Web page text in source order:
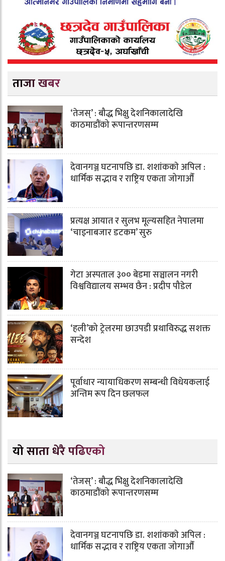
ताजा खबर
‘तेजस्’ : बौद्ध भिक्षु देशनिकालादेखि
काठमाडौंको रूपान्तरणसम्म
देवानगञ्ज घटनापछि डा. शशांककाे अपिल :
धार्मिक सद्भाव र राष्ट्रिय एकता जोगाऔँ
प्रत्यक्ष आयात र सुलभ मूल्यसहित नेपालमा
‘चाइनाबजार डटकम’ सुरु
गेटा अस्पताल ३०० बेडमा सञ्चालन नगरी
विश्वविद्यालय सम्भव छैन : प्रदीप पौडेल
‘हली’को ट्रेलरमा छाउपडी प्रथाविरुद्ध सशक्त
सन्देश
पूर्वाधार न्यायाधिकरण सम्बन्धी विधेयकलाई
अन्तिम रूप दिन छलफल
यो साता धेरै पढिएको
‘तेजस्’ : बौद्ध भिक्षु देशनिकालादेखि
काठमाडौंको रूपान्तरणसम्म
देवानगञ्ज घटनापछि डा. शशांककाे अपिल :
धार्मिक सद्भाव र राष्ट्रिय एकता जोगाऔँ